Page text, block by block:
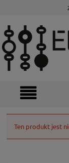
Ten produkt jest